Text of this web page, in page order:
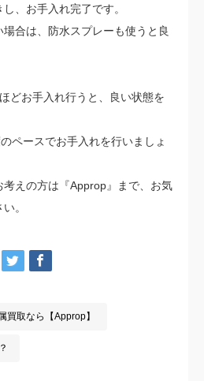
、お手入れ完了です。
合は、防水スプレーも使うと良
どお手入れ行うと、良い状態を
ペースでお手入れを行いましょ
えの方は『Approp』まで、お気
。
買取なら【Approp】